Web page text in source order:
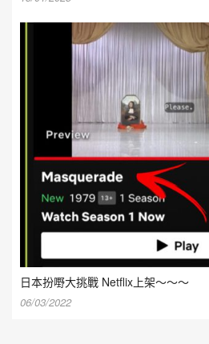
日本扮嘢大挑戰 Netflix上架～～～
06/03/2022